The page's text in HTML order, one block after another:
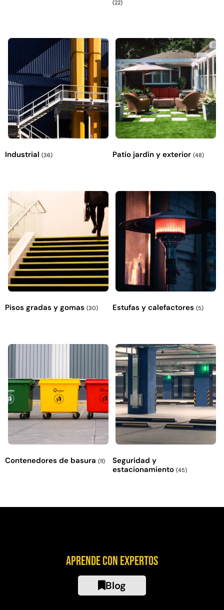
(22)
Industrial (36) Patio jardín y exterior (48)
Pisos gradas y gomas (30) Estufas y calefactores (5)
Contenedores de basura (11)
Seguridad y
estacionamiento (45)
Aprende con expertos
Blog